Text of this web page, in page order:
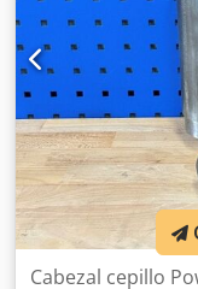
Cabezal cepillo